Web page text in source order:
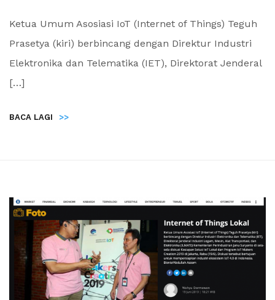
Ketua Umum Asosiasi IoT (Internet of Things) Teguh
Prasetya (kiri) berbincang dengan Direktur Industri
Elektronika dan Telematika (IET), Direktorat Jenderal
[…]
BACA LAGI >>